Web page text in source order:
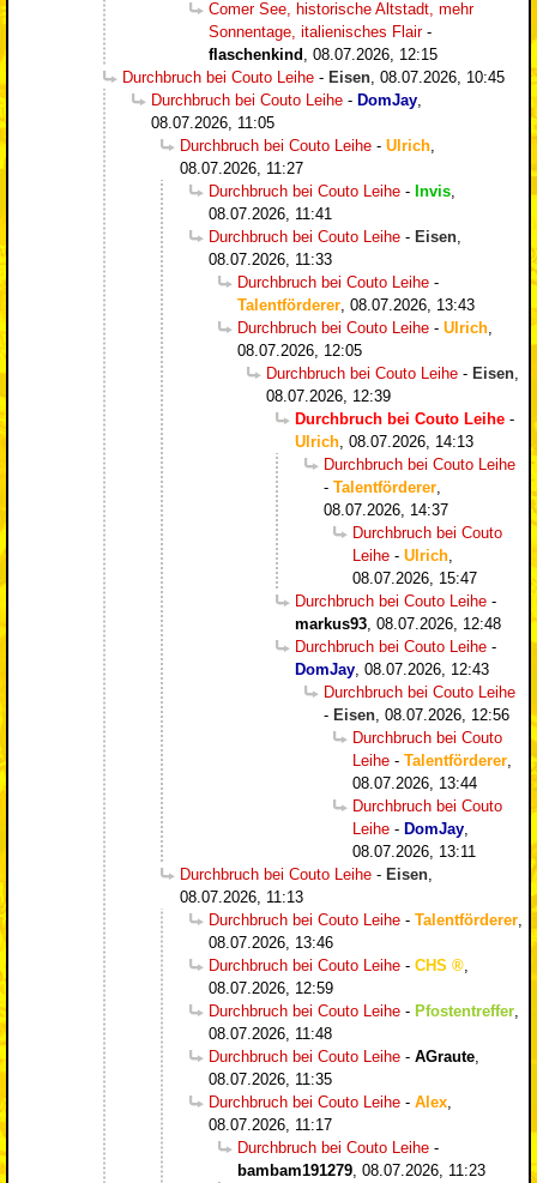
Comer See, historische Altstadt, mehr
Sonnentage, italienisches Flair-
flaschenkind , 08.07.2026, 12:15
Durchbruch bei Couto Leihe - Eisen, 08.07.2026, 10:45
Durchbruch bei Couto Leihe - DomJay,
08.07.2026, 11:05
Durchbruch bei Couto Leihe - Ulrich,
08.07.2026, 11:27
Durchbruch bei Couto Leihe - Invis,
08.07.2026, 11:41
Durchbruch bei Couto Leihe - Eisen,
08.07.2026, 11:33
Durchbruch bei Couto Leihe -
Talentförderer, 08.07.2026, 13:43
Durchbruch bei Couto Leihe - Ulrich,
08.07.2026, 12:05
Durchbruch bei Couto Leihe - Eisen,
08.07.2026, 12:39
Durchbruch bei Couto Leihe -
Ulrich, 08.07.2026, 14:13
Durchbruch bei Couto Leihe
- Talentförderer,
08.07.2026, 14:37
Durchbruch bei Couto
Leihe - Ulrich,
08.07.2026, 15:47
Durchbruch bei Couto Leihe -
markus93, 08.07.2026, 12:48
Durchbruch bei Couto Leihe -
DomJay, 08.07.2026, 12:43
Durchbruch bei Couto Leihe
- Eisen, 08.07.2026, 12:56
Durchbruch bei Couto
Leihe - Talentförderer,
08.07.2026, 13:44
Durchbruch bei Couto
Leihe - DomJay,
08.07.2026, 13:11
Durchbruch bei Couto Leihe - Eisen,
08.07.2026, 11:13
Durchbruch bei Couto Leihe - Talentförderer,
08.07.2026, 13:46
Durchbruch bei Couto Leihe - CHS
,
08.07.2026, 12:59
Durchbruch bei Couto Leihe - Pfostentreffer,
08.07.2026, 11:48
Durchbruch bei Couto Leihe - AGraute,
08.07.2026, 11:35
Durchbruch bei Couto Leihe - Alex,
08.07.2026, 11:17
Durchbruch bei Couto Leihe -
bambam191279, 08.07.2026, 11:23